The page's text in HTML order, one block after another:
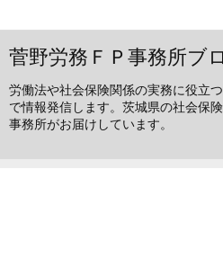
菅野労務ＦＰ事務所ブ
労働法や社会保険関係の実務に役立
で情報発信します。茨城県の社会保
事務所がお届けしています。